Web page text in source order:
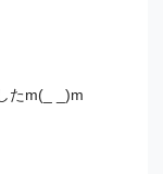
たm(_ _)m